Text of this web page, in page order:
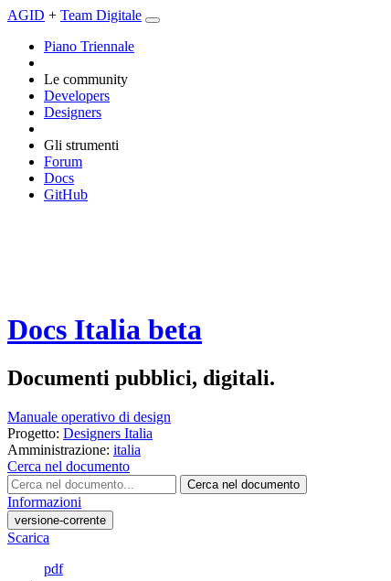
AGID + Team Digitale
Piano Triennale
Le community
Developers
Designers
Gli strumenti
Forum
Docs
GitHub
Docs Italia beta
Documenti pubblici, digitali.
Manuale operativo di design
Progetto: Designers Italia
Amministrazione: italia
Cerca nel documento
Cerca nel documento
Informazioni
versione-corrente
Scarica
pdf